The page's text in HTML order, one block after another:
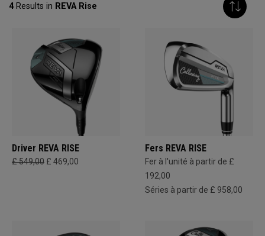
4Results in REVA Rise
Driver REVA RISE
£ 549,00 £ 469,00
Fers REVA RISE
Fer à l'unité à partir de £
192,00
Séries à partir de £ 958,00